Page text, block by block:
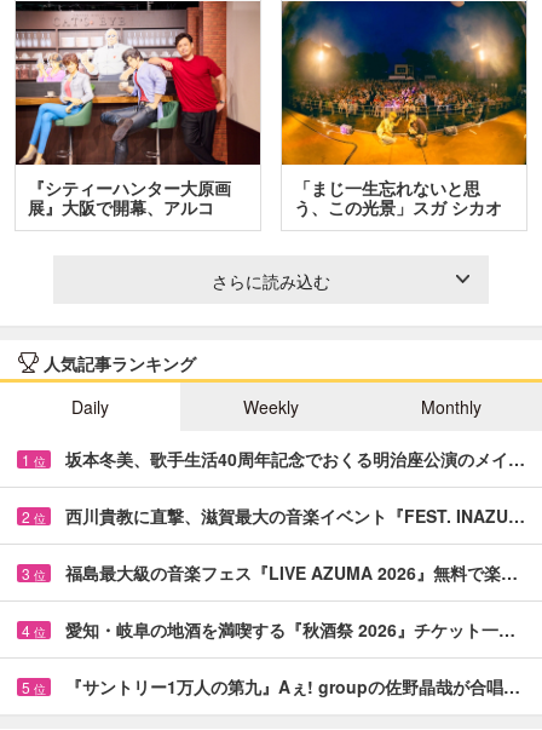
『シティーハンター大原画
展』大阪で開幕、アルコ
＆…
「まじ一生忘れないと思
う、この光景」スガ シカオ
と…
さらに読み込む
人気記事ランキング
Daily
Weekly Monthly
1 位 坂本冬美、歌手生活40周年記念でおくる明治座公演のメイ…
2 位 西川貴教に直撃、滋賀最大の音楽イベント『FEST. INAZU…
3 位 福島最大級の音楽フェス『LIVE AZUMA 2026』無料で楽…
4 位 愛知・岐阜の地酒を満喫する『秋酒祭 2026』チケット一…
5 位 『サントリー1万人の第九』Aぇ! groupの佐野晶哉が合唱…